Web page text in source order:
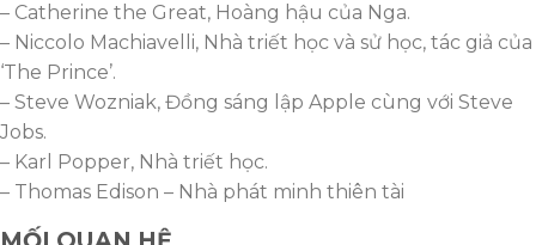
– Catherine the Great, Hoàng hậu của Nga.
– Niccolo Machiavelli, Nhà triết học và sử học, tác giả của
‘The Prince’.
– Steve Wozniak, Đồng sáng lập Apple cùng với Steve
Jobs.
– Karl Popper, Nhà triết học.
– Thomas Edison – Nhà phát minh thiên tài